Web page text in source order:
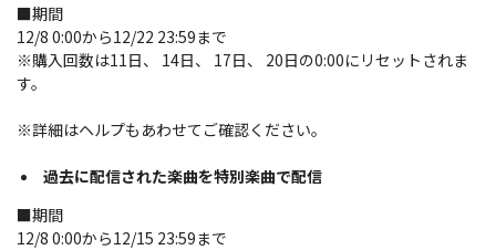
■期間
12/8 0:00から12/22 23:59まで
※購入回数は11日、 14日、 17日、 20日の0:00にリセットされま
す。
※詳細はヘルプもあわせてご確認ください。
過去に配信された楽曲を特別楽曲で配信
■期間
12/8 0:00から12/15 23:59まで